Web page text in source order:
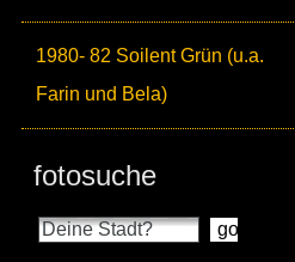
1980- 82 Soilent Grün (u.a.
Farin und Bela)
fotosuche